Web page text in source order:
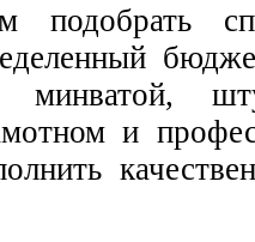
минватой,
и